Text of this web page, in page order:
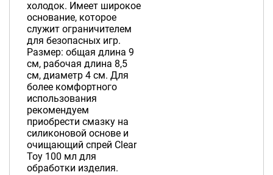
холодок. Имеет широкое
основание, которое
служит ограничителем
для безопасных игр.
Размер: общая длина 9
см, рабочая длина 8,5
см, диаметр 4 см. Для
более комфортного
использования
рекомендуем
приобрести смазку на
силиконовой основе и
очищающий спрей Clear
Toy 100 мл для
обработки изделия.